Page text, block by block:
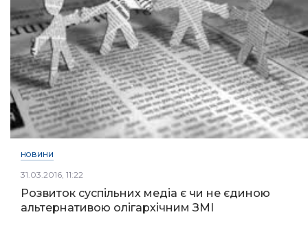
НОВИНИ
31.03.2016, 11:22
Розвиток суспільних медіа є чи не єдиною
альтернативою олігархічним ЗМІ